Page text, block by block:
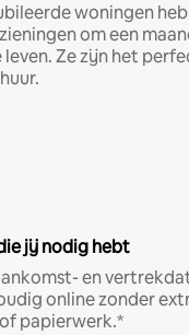
woningen
om een
Ze zijn het
jij nodig hebt
en
online zonder
papierwerk.*